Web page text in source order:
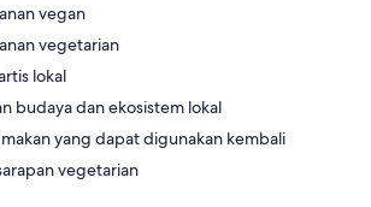
vegan
vegetarian
lokal
budaya dan ekosistem lokal
yang dapat digunakan kembali
vegetarian